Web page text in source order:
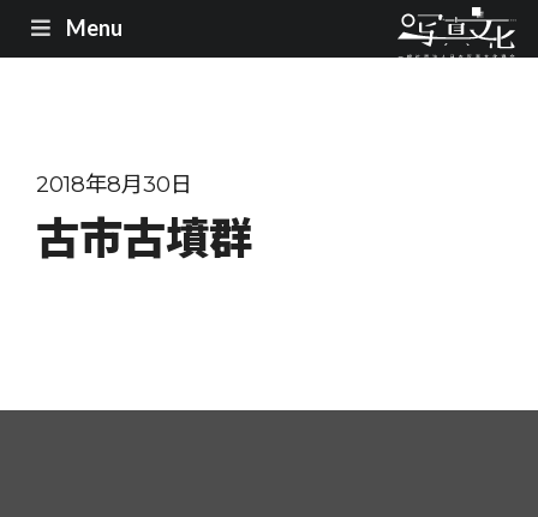
Menu
2018年8月30日
古市古墳群